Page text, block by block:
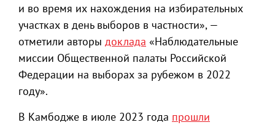
и во время их нахождения на избирательных
участках в день выборов в частности», —
отметили авторы доклада «Наблюдательные
миссии Общественной палаты Российской
Федерации на выборах за рубежом в 2022
году».
В Камбодже в июле 2023 года прошли